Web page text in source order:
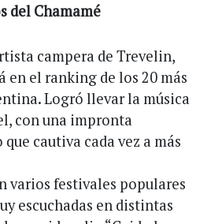
del Chamamé
campera de Trevelin,
en el ranking de los 20 más
Logró llevar la música
con una impronta
cautiva cada vez a más
varios festivales populares
escuchadas en distintas